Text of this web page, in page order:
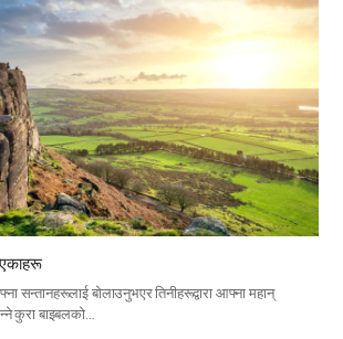
सन्तानहरूलाई बोलाउनुभएर तिनीहरूद्वारा आफ्ना महान्
कुरा बाइबलको…